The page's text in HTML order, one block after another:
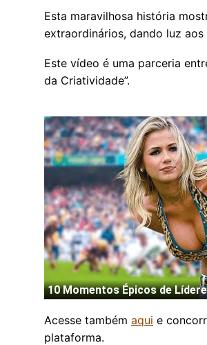
Esta maravilhosa história
extraordinários, dando luz
Este vídeo é uma parceria
da Criatividade”.
Acesse também aqui e
plataforma.